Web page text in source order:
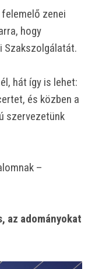
zenei
hogy
Szakszolgálatát.
hát így is lehet:
és közben a
szervezetünk
–
az adományokat